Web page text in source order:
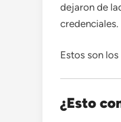
dejaron de
credenciales.
Estos son
¿Esto